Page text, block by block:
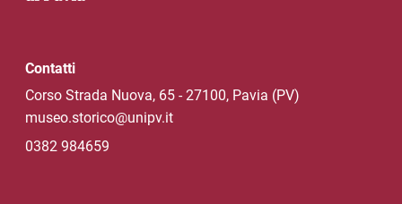
Contatti
Corso Strada Nuova, 65 - 27100, Pavia (PV)
museo.storico@unipv.it
0382 984659